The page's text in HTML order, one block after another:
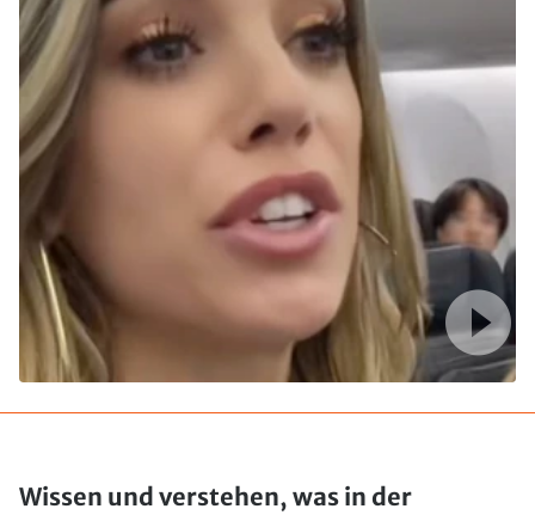
Wissen und verstehen, was in der